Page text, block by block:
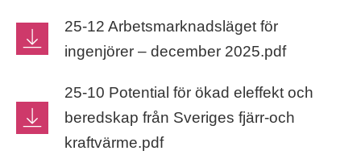
25-12 Arbetsmarknadsläget för
ingenjörer – december 2025.pdf
25-10 Potential för ökad eleffekt och
beredskap från Sveriges fjärr-och
kraftvärme.pdf